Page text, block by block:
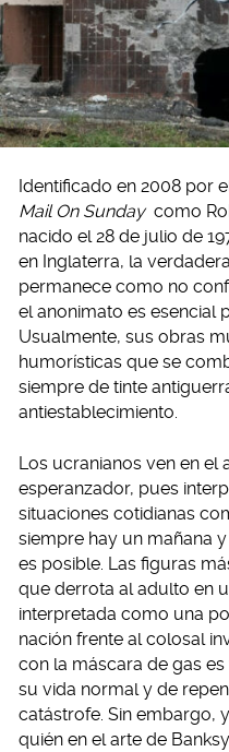
Identificado en 2008 por
Mail On Sunday como
nacido el 28 de julio de
en Inglaterra, la
permanece como no
el anonimato es esencial
Usualmente, sus obras
humorísticas que se
siempre de tinte
antiestablecimiento.
Los ucranianos ven en el
esperanzador, pues
situaciones cotidianas
siempre hay un mañana
es posible. Las figuras
que derrota al adulto en
interpretada como una
nación frente al colosal
con la máscara de gas
su vida normal y de
catástrofe. Sin embargo,
quién en el arte de